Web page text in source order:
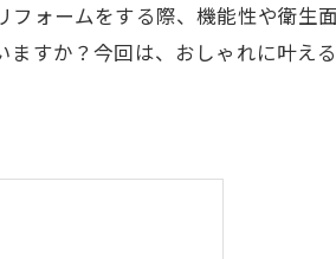
ォームをする際、機能性や衛生
すか？今回は、おしゃれに叶え